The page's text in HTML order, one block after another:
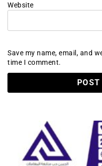
Website
Save my name, email, and
time I comment.